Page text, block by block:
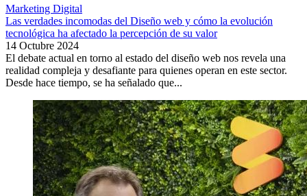
Marketing Digital
Las verdades incomodas del Diseño web y cómo la evolución
tecnológica ha afectado la percepción de su valor
14 Octubre 2024
El debate actual en torno al estado del diseño web nos revela una
realidad compleja y desafiante para quienes operan en este sector.
Desde hace tiempo, se ha señalado que...